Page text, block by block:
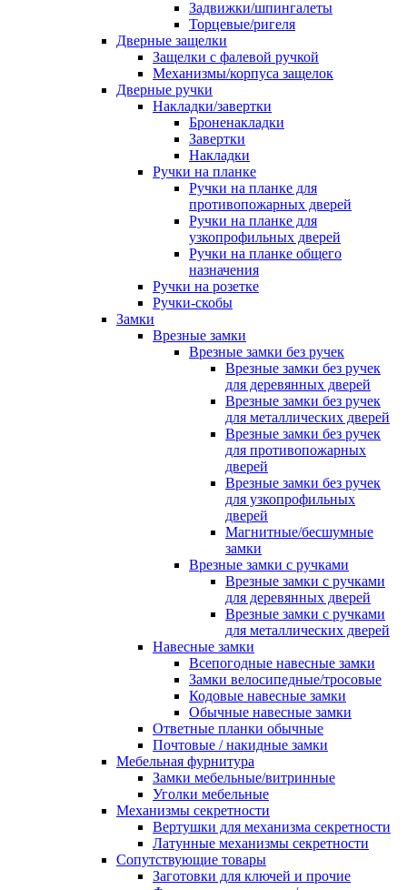
Задвижки/шпингалеты
Торцевые/ригеля
Дверные защелки
Защелки с фалевой ручкой
Механизмы/корпуса защелок
Дверные ручки
Накладки/завертки
Броненакладки
Завертки
Накладки
Ручки на планке
Ручки на планке для
противопожарных дверей
Ручки на планке для
узкопрофильных дверей
Ручки на планке общего
назначения
Ручки на розетке
Ручки-скобы
Замки
Врезные замки
Врезные замки без ручек
Врезные замки без ручек
для деревянных дверей
Врезные замки без ручек
для металлических дверей
Врезные замки без ручек
для противопожарных
дверей
Врезные замки без ручек
для узкопрофильных
дверей
Магнитные/бесшумные
замки
Врезные замки с ручками
Врезные замки с ручками
для деревянных дверей
Врезные замки с ручками
для металлических дверей
Навесные замки
Всепогодные навесные замки
Замки велосипедные/тросовые
Кодовые навесные замки
Обычные навесные замки
Ответные планки обычные
Почтовые / накидные замки
Мебельная фурнитура
Замки мебельные/витринные
Уголки мебельные
Механизмы секретности
Вертушки для механизма секретности
Латунные механизмы секретности
Сопутствующие товары
Заготовки для ключей и прочие